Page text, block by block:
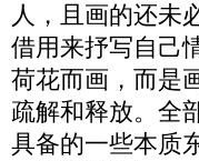
人，且画的还未
借用来抒写自己
荷花而画，而是
疏解和释放。全
具备的一些本质